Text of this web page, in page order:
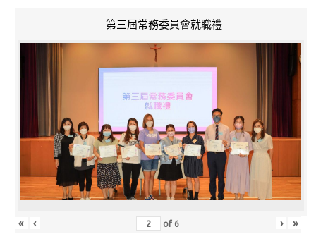
第三屆常務委員會就職禮
« ‹ of 6 › »